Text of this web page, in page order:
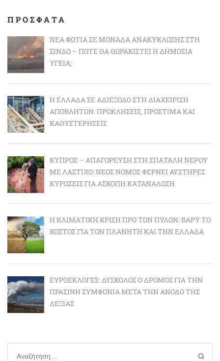
ΠΡΟΣΦΑΤΑ
ΝΈΑ ΦΩΤΙΆ ΣΕ ΜΟΝΆΔΑ ΑΝΑΚΎΚΛΩΣΗΣ ΣΤΗ
ΣΊΝΔΟ – ΠΌΤΕ ΘΑ ΘΩΡΑΚΙΣΤΕΊ Η ΔΗΜΌΣΙΑ
ΥΓΕΊΑ;
Η ΕΛΛΆΔΑ ΣΕ ΑΔΙΈΞΟΔΟ ΣΤΗ ΔΙΑΧΕΊΡΙΣΗ
ΑΠΟΒΛΉΤΩΝ: ΠΡΟΚΛΉΣΕΙΣ, ΠΡΌΣΤΙΜΑ ΚΑΙ
ΚΑΘΥΣΤΕΡΉΣΕΙΣ
ΚΎΠΡΟΣ – ΑΠΑΓΌΡΕΥΣΗ ΣΤΗ ΣΠΑΤΆΛΗ ΝΕΡΟΎ
ΜΕ ΛΆΣΤΙΧΟ: ΝΈΟΣ ΝΌΜΟΣ ΦΈΡΝΕΙ ΑΥΣΤΗΡΈΣ
ΚΥΡΏΣΕΙΣ ΓΙΑ ΆΣΚΟΠΗ ΚΑΤΑΝΆΛΩΣΗ
Η ΚΛΙΜΑΤΙΚΉ ΚΡΊΣΗ ΠΡΟ ΤΩΝ ΠΥΛΏΝ: BΑΡΎ ΤΟ
ΚΌΣΤΟΣ ΓΙΑ ΤΟΝ ΠΛΑΝΉΤΗ ΚΑΙ ΤΗΝ ΕΛΛΆΔΑ
ΕΥΡΩΕΚΛΟΓΈΣ: ΔΎΣΚΟΛΟΣ Ο ΔΡΌΜΟΣ ΓΙΑ ΤΗΝ
ΠΡΆΣΙΝΗ ΣΥΜΦΩΝΊΑ ΜΕΤΆ ΤΗΝ ΆΝΟΔΟ ΤΗΣ
ΔΕΞΙΆΣ
Αναζήτηση